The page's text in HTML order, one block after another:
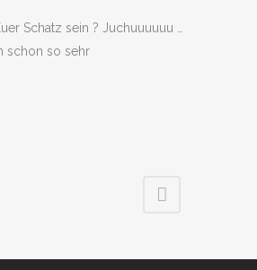
Schatz sein ? Juchuuuuuu …
schon so sehr